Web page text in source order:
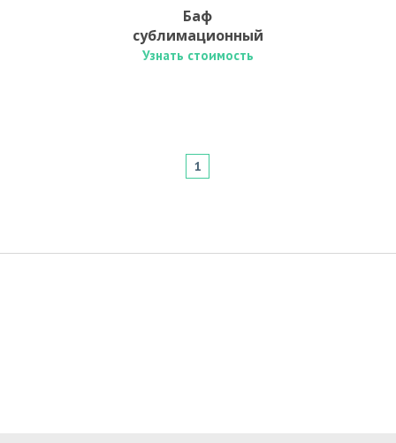
Баф
сублимационный
Узнать стоимость
1